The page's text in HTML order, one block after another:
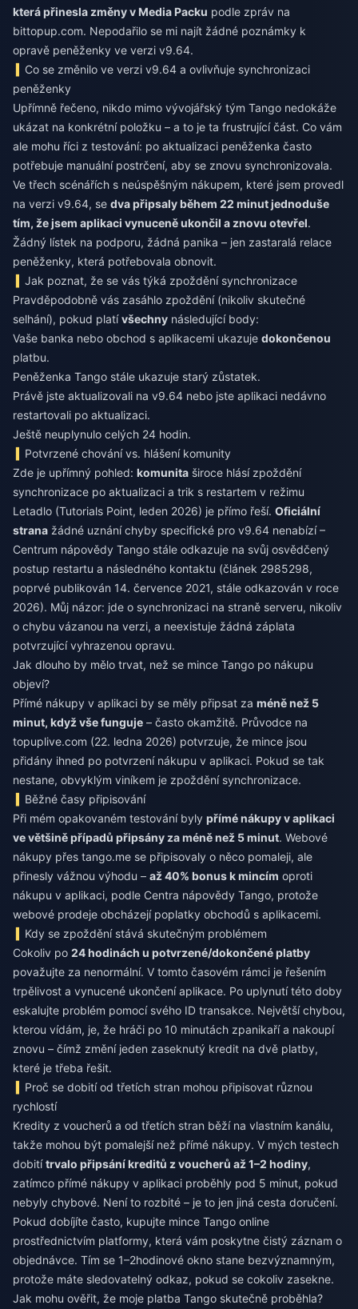
která přinesla změny v Media Packu podle zpráv na
bittopup.com. Nepodařilo se mi najít žádné poznámky k
opravě peněženky ve verzi v9.64.
Co se změnilo ve verzi v9.64 a ovlivňuje synchronizaci
peněženky
Upřímně řečeno, nikdo mimo vývojářský tým Tango nedokáže
ukázat na konkrétní položku – a to je ta frustrující část. Co vám
ale mohu říci z testování: po aktualizaci peněženka často
potřebuje manuální postrčení, aby se znovu synchronizovala.
Ve třech scénářích s neúspěšným nákupem, které jsem provedl
na verzi v9.64, se dva připsaly během 22 minut jednoduše
tím, že jsem aplikaci vynuceně ukončil a znovu otevřel.
Žádný lístek na podporu, žádná panika – jen zastaralá relace
peněženky, která potřebovala obnovit.
Jak poznat, že se vás týká zpoždění synchronizace
Pravděpodobně vás zasáhlo zpoždění (nikoliv skutečné
selhání), pokud platívšechny následující body:
Vaše banka nebo obchod s aplikacemi ukazuje dokončenou
platbu.
Peněženka Tango stále ukazuje starý zůstatek.
Právě jste aktualizovali na v9.64 nebo jste aplikaci nedávno
restartovali po aktualizaci.
Ještě neuplynulo celých 24 hodin.
Potvrzené chování vs. hlášení komunity
Zde je upřímný pohled: komunita široce hlásí zpoždění
synchronizace po aktualizaci a trik s restartem v režimu
Letadlo (Tutorials Point, leden 2026) je přímo řeší. Oficiální
strana žádné uznání chyby specifické pro v9.64 nenabízí –
Centrum nápovědy Tango stále odkazuje na svůj osvědčený
postup restartu a následného kontaktu (článek 2985298,
poprvé publikován 14. července 2021, stále odkazován v roce
2026). Můj názor: jde o synchronizaci na straně serveru, nikoliv
o chybu vázanou na verzi, a neexistuje žádná záplata
potvrzující vyhrazenou opravu.
Jak dlouho by mělo trvat, než se mince Tango po nákupu
objeví?
Přímé nákupy v aplikaci by se měly připsat za méně než 5
minut, když vše funguje – často okamžitě. Průvodce na
topuplive.com (22. ledna 2026) potvrzuje, že mince jsou
přidány ihned po potvrzení nákupu v aplikaci. Pokud se tak
nestane, obvyklým viníkem je zpoždění synchronizace.
Běžné časy připisování
Při mém opakovaném testování byly přímé nákupy v aplikaci
ve většině případů připsány za méně než 5 minut. Webové
nákupy přes tango.me se připisovaly o něco pomaleji, ale
přinesly vážnou výhodu – až 40% bonus k mincím oproti
nákupu v aplikaci, podle Centra nápovědy Tango, protože
webové prodeje obcházejí poplatky obchodů s aplikacemi.
Kdy se zpoždění stává skutečným problémem
Cokoliv po 24 hodinách u potvrzené/dokončené platby
považujte za nenormální. V tomto časovém rámci je řešením
trpělivost a vynucené ukončení aplikace. Po uplynutí této doby
eskalujte problém pomocí svého ID transakce. Největší chybou,
kterou vídám, je, že hráči po 10 minutách zpanikaří a nakoupí
znovu – čímž změní jeden zaseknutý kredit na dvě platby,
které je třeba řešit.
Proč se dobití od třetích stran mohou připisovat různou
rychlostí
Kredity z voucherů a od třetích stran běží na vlastním kanálu,
takže mohou být pomalejší než přímé nákupy. V mých testech
dobitítrvalo připsání kreditů z voucherů až 1–2 hodiny,
zatímco přímé nákupy v aplikaci proběhly pod 5 minut, pokud
nebyly chybové. Není to rozbité – je to jen jiná cesta doručení.
Pokud dobíjíte často, kupujte mince Tango online
prostřednictvím platformy, která vám poskytne čistý záznam o
objednávce. Tím se 1–2hodinové okno stane bezvýznamným,
protože máte sledovatelný odkaz, pokud se cokoliv zasekne.
Jak mohu ověřit, že moje platba Tango skutečně proběhla?